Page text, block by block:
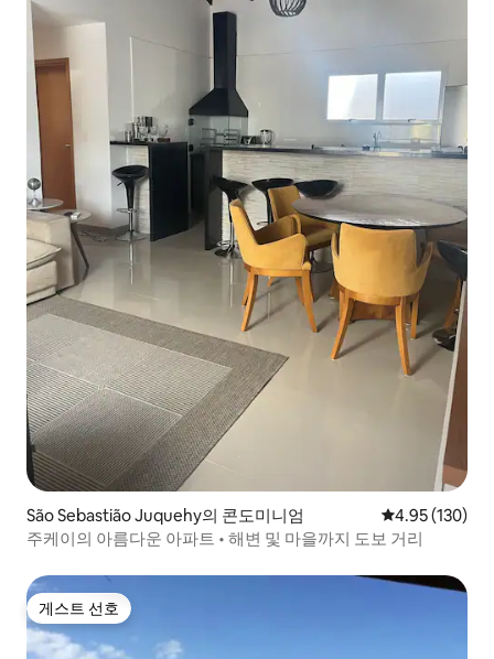
São Sebastião Juquehy의 콘도미니엄 평점 4.95점(5
4.95 (130)
주케이의 아름다운 아파트 • 해변 및 마을까지 도보 거리
게스트 선호
게스트 선호